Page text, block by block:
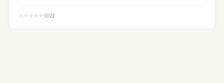
★ ★ ★ ★ ★ 22